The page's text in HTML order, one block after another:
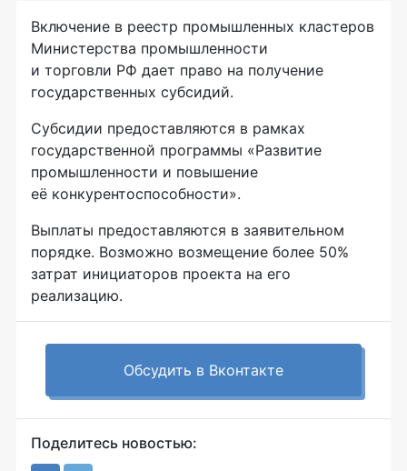
Включение в реестр промышленных кластеров
Министерства промышленности
и торговли РФ дает право на получение
государственных субсидий.
Субсидии предоставляются в рамках
государственной программы «Развитие
промышленности и повышение
её конкурентоспособности».
Выплаты предоставляются в заявительном
порядке. Возможно возмещение более 50%
затрат инициаторов проекта на его
реализацию.
Обсудить в Вконтакте
Поделитесь новостью: